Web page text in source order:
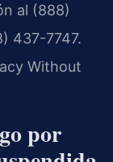
al (888)
437-7747.
Without
por